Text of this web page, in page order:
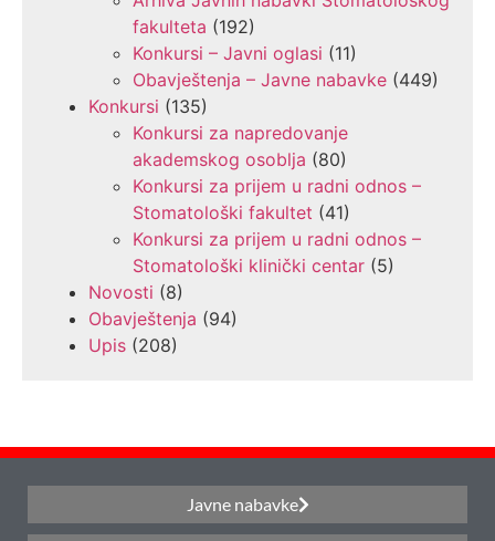
fakulteta (192)
Konkursi – Javni oglasi (11)
Obavještenja – Javne nabavke (449)
Konkursi (135)
Konkursi za napredovanje
akademskog osoblja (80)
Konkursi za prijem u radni odnos –
Stomatološki fakultet (41)
Konkursi za prijem u radni odnos –
Stomatološki klinički centar (5)
Novosti (8)
Obavještenja (94)
Upis (208)
Javne nabavke